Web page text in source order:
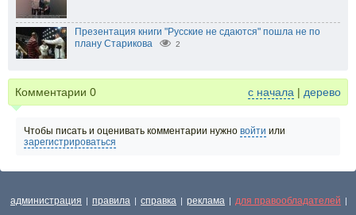
Презентация книги "Русские не сдаются" пошла не по
плану Старикова
2
Комментарии 0 с начала | дерево
Чтобы писать и оценивать комментарии нужно войти или
зарегистрироваться
администрация | правила | справка | реклама | для правообладателей |